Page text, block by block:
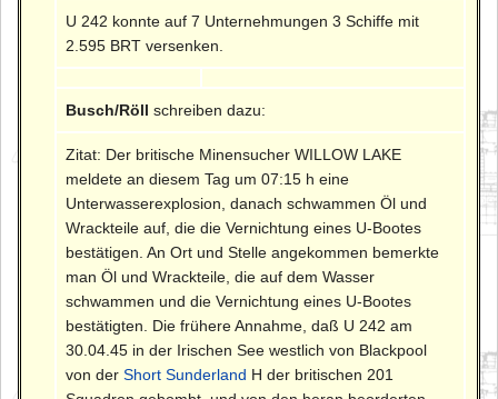
U 242 konnte auf 7 Unternehmungen 3 Schiffe mit
2.595 BRT versenken.
Busch/Röll schreiben dazu:
Zitat: Der britische Minensucher WILLOW LAKE
meldete an diesem Tag um 07:15 h eine
Unterwasserexplosion, danach schwammen Öl und
Wrackteile auf, die die Vernichtung eines U-Bootes
bestätigen. An Ort und Stelle angekommen bemerkte
man Öl und Wrackteile, die auf dem Wasser
schwammen und die Vernichtung eines U-Bootes
bestätigten. Die frühere Annahme, daß U 242 am
30.04.45 in der Irischen See westlich von Blackpool
von derShort Sunderland H der britischen 201